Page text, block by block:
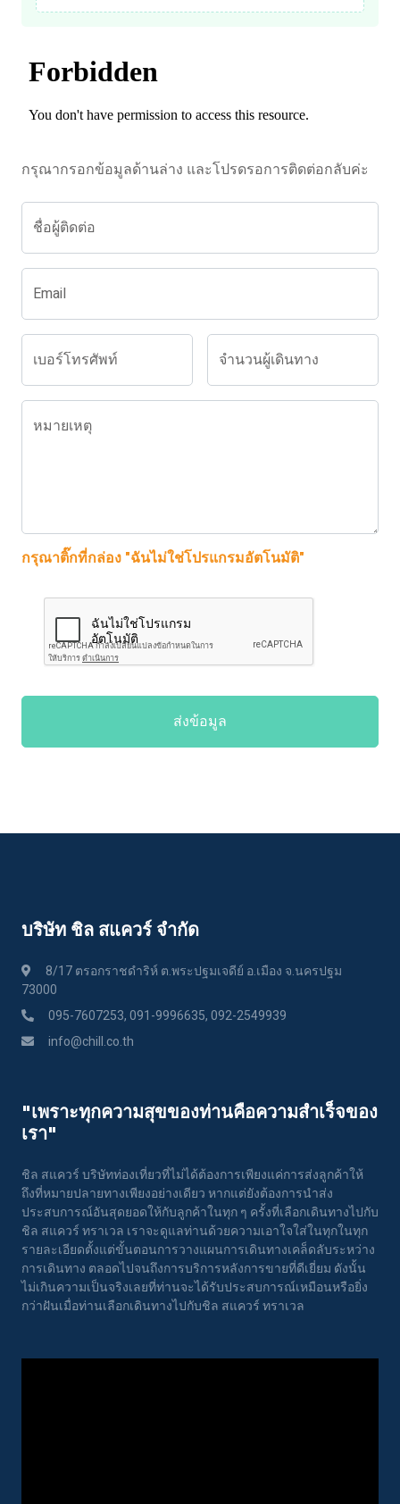
กรุณากรอกข้อมูลด้านล่าง และโปรดรอการติดต่อกลับค่ะ
ชื่อผู้ติดต่อ
Email
เบอร์โทรศัพท์ จำนวนผู้เดินทาง
หมายเหตุ
กรุณาติ๊กที่กล่อง "ฉันไม่ใช่โปรแกรมอัตโนมัติ"
ส่งข้อมูล
บริษัท ชิล สแควร์ จำกัด
8/17 ตรอกราชดำริห์ ต.พระปฐมเจดีย์ อ.เมือง จ.นครปฐม
73000
095-7607253, 091-9996635, 092-2549939
info@chill.co.th
"เพราะทุกความสุขของท่านคือความสําเร็จของ
เรา"
ชิล สแควร์ บริษัทท่องเที่ยวที่ไม่ได้ต้องการเพียงแค่การส่งลูกค้าให้
ถึงที่หมายปลายทางเพียงอย่างเดียว หากแต่ยังต้องการนำส่ง
ประสบการณ์อันสุดยอดให้กับลูกค้าในทุก ๆ ครั้งที่เลือกเดินทางไปกับ
ชิล สแควร์ ทราเวล เราจะดูแลท่านด้วยความเอาใจใส่ในทุกในทุก
รายละเอียดตั้งแต่ขั้นตอนการวางแผนการเดินทางเคล็ดลับระหว่าง
การเดินทาง ตลอดไปจนถึงการบริการหลังการขายที่ดีเยี่ยม ดังนั้น
ไม่เกินความเป็นจริงเลยที่ท่านจะได้รับประสบการณ์เหมือนหรือยิ่ง
กว่าฝันเมื่อท่านเลือกเดินทางไปกับชิล สแควร์ ทราเวล